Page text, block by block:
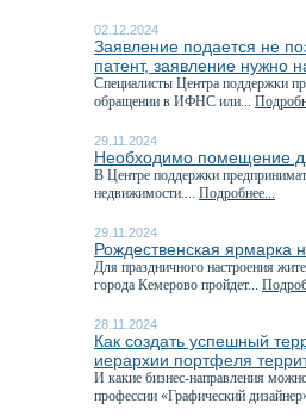
02.12.2024
Заявление подается не
патент, заявление нужно
Специалисты Центра поддержки
обращении в ИФНС или...
29.11.2024
Необходимо помещение
В Центре поддержки
недвижимости.... Подробнее...
29.11.2024
Рождественская ярмарка
Для праздничного настроения
города Кемерово пройдет...
28.11.2024
Как создать успешный
иерархии портфеля
И какие бизнес-направления
профессии «Графический